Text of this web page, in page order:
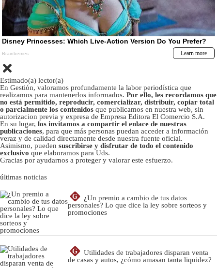
Estimado(a) lector(a)
En Gestión, valoramos profundamente la labor periodística que
realizamos para mantenerlos informados. Por ello, les recordamos que
no está permitido, reproducir, comercializar, distribuir, copiar total
o parcialmente los contenidos que publicamos en nuestra web, sin
autorizacion previa y expresa de Empresa Editora El Comercio S.A.
En su lugar, los invitamos a compartir el enlace de nuestras
publicaciones, para que más personas puedan acceder a información
veraz y de calidad directamente desde nuestra fuente oficial.
Asimismo, pueden suscribirse y disfrutar de todo el contenido
exclusivo que elaboramos para Uds.
Gracias por ayudarnos a proteger y valorar este esfuerzo.
últimas noticias
G
¿Un premio a cambio de tus datos
personales? Lo que dice la ley sobre sorteos y
promociones
G
Utilidades de trabajadores disparan venta
de casas y autos, ¿cómo amasan tanta liquidez?